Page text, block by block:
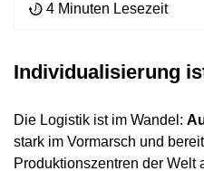
4 Minuten Lesezeit
Individualisierung
Die Logistik ist im Wandel:
stark im Vormarsch und
Produktionszentren der Welt